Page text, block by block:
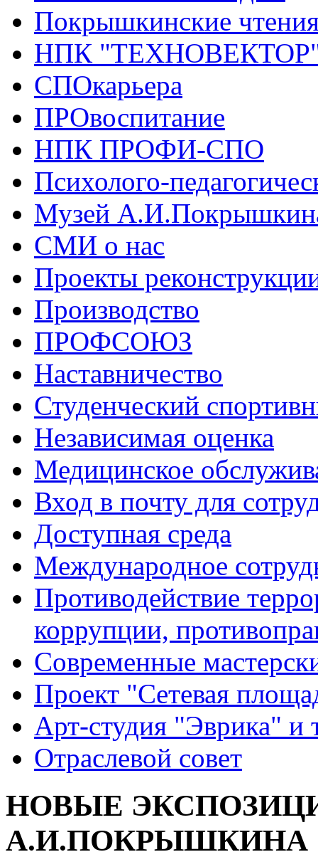
Покрышкинские
НПК
СПОкарьера
ПРОвоспитание
НПК ПРОФИ-СПО
Психолого-
Музей
СМИ о нас
Проекты
Производство
ПРОФСОЮЗ
Наставничество
Студенческий
Независимая оценка
Медицинское
Вход в почту для
Доступная среда
Международное
Противодействие
коррупции,
Современные
Проект "Сетевая
Арт-студия "Эврика" и
Отраслевой совет
НОВЫЕ
А.И.ПОКРЫШКИНА